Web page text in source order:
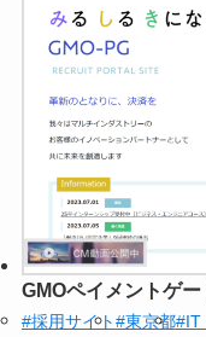
GMOペイメントゲ
#採用サイト#東京都#IT